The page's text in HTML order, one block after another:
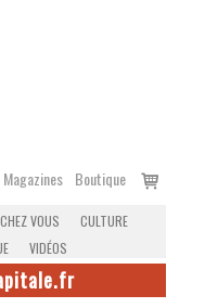
Magazines Boutique
Voir
VOUS
CULTURE
VIDÉOS